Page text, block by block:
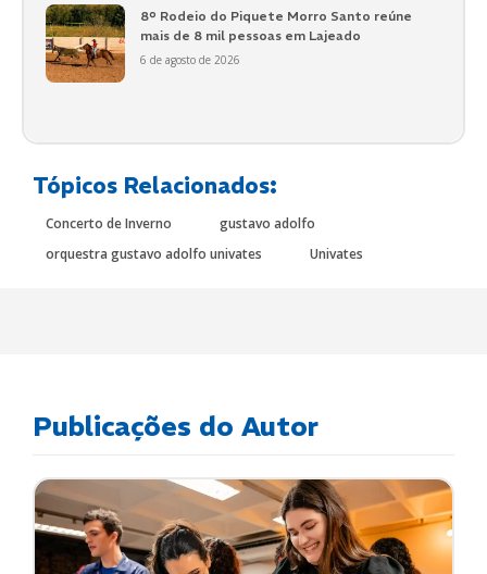
8º Rodeio do Piquete Morro Santo reúne
mais de 8 mil pessoas em Lajeado
6 de agosto de 2026
Tópicos Relacionados:
Concerto de Inverno
gustavo adolfo
orquestra gustavo adolfo univates
Univates
Publicações do Autor